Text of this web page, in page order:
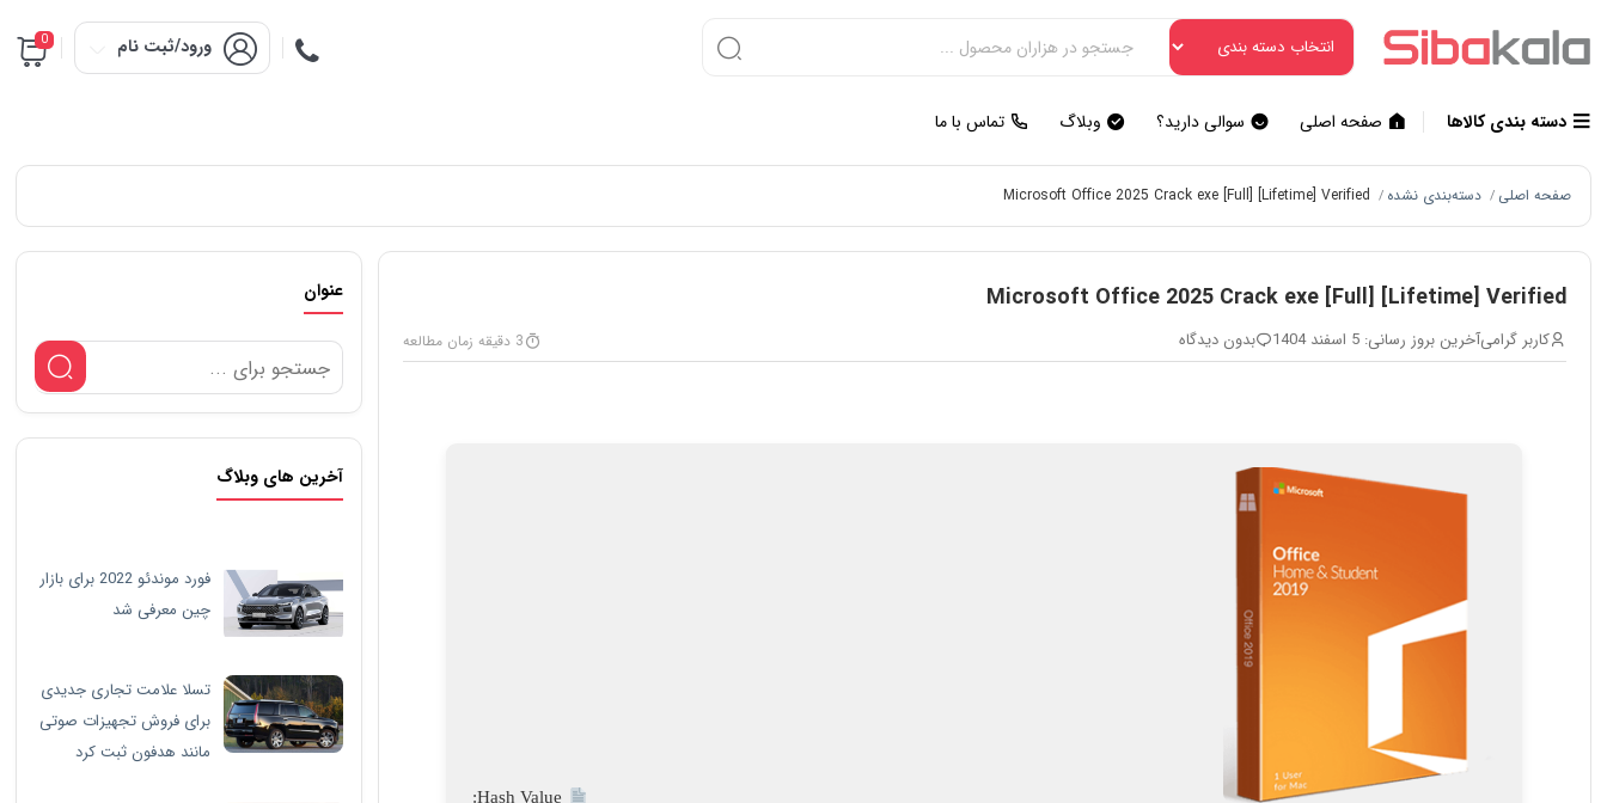
ورود/ثبت نام 0
دسته بندی کالاها صفحه اصلی سوالی دارید؟ وبلاگ تماس با ما
صفحه اصلی / دسته‌بندی نشده /
Microsoft Office 2025 Crack exe [Full] [Lifetime] Verified
Microsoft Office 2025 Crack exe [Full] [Lifetime] Verified
کاربر گرامیآخرین بروز رسانی: 5 اسفند 1404 بدون دیدگاه 3 دقیقه زمان مطالعه
عنوان
آخرین های وبلاگ
فورد موندئو 2022 برای بازار
چین معرفی شد
تسلا علامت تجاری جدیدی
برای فروش تجهیزات صوتی
مانند هدفون ثبت کرد